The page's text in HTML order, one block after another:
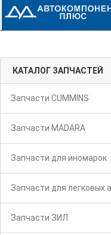
КАТАЛОГ ЗАПЧАСТЕЙ
Запчасти CUMMINS
Запчасти MADARA
Запчасти для иномарок
Запчасти для легковых
Запчасти ЗИЛ